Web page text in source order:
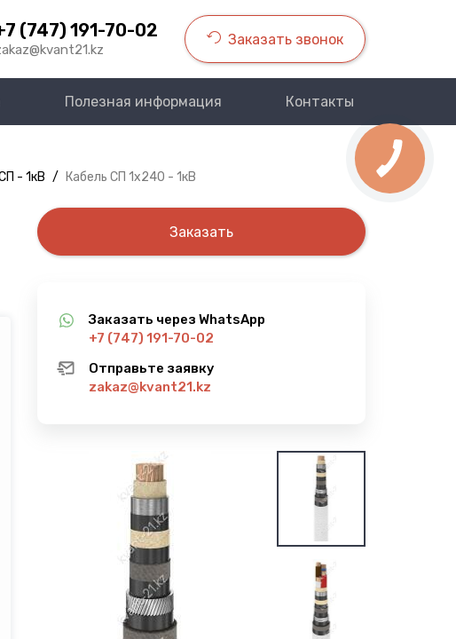
(747) 191-70-02 Заказать звонок
Полезная информация Контакты
- 1кВ / Кабель СП 1х240 - 1кВ
Заказать
Заказать через WhatsApp
+7 (747) 191-70-02
Отправьте заявку
zakaz@kvant21.kz